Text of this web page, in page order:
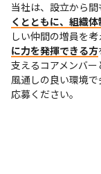
当社は、設立から間
くとともに、組織
しい仲間の増員を考
に力を発揮できる方
支えるコアメンバー
風通しの良い環境
応募ください。